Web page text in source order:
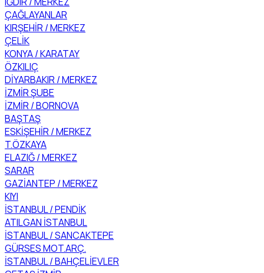
ÇAĞLAYANLAR
KIRŞEHİR / MERKEZ
ÇELİK
KONYA / KARATAY
ÖZKILIÇ
DİYARBAKIR / MERKEZ
İZMİR ŞUBE
İZMİR / BORNOVA
BAŞTAŞ
ESKİŞEHİR / MERKEZ
T.ÖZKAYA
ELAZIĞ / MERKEZ
SARAR
GAZİANTEP / MERKEZ
KIYI
İSTANBUL / PENDİK
ATILGAN İSTANBUL
İSTANBUL / SANCAKTEPE
GÜRSES MOT.ARÇ.
İSTANBUL / BAHÇELİEVLER